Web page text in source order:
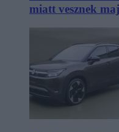
miatt vesznek